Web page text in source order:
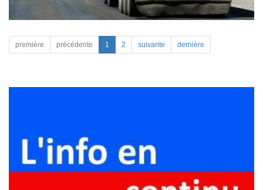
première précédente 1 2 suivante dernière